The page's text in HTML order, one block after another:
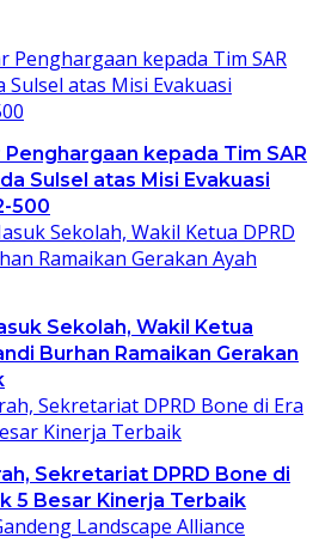
Penghargaan kepada Tim SAR
Sulsel atas Misi Evakuasi
500
Sekolah, Wakil Ketua
Burhan Ramaikan Gerakan
Sekretariat DPRD Bone di
5 Besar Kinerja Terbaik